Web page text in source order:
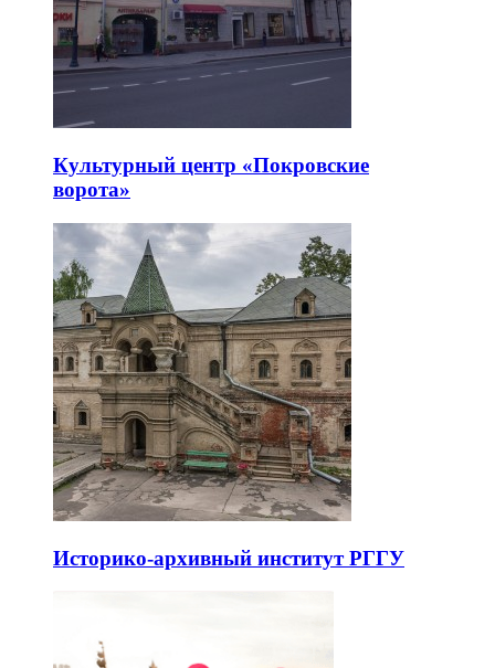
Культурный центр «Покровские
ворота»
Историко-архивный институт РГГУ